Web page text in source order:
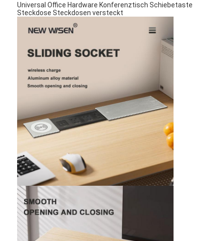
Universal Office Hardware Konferenztisch Schiebetaste
Steckdose Steckdosen versteckt